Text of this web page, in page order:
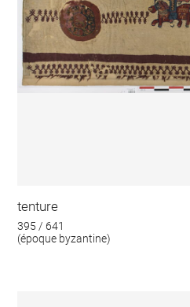
tenture
395 / 641
(époque byzantine)